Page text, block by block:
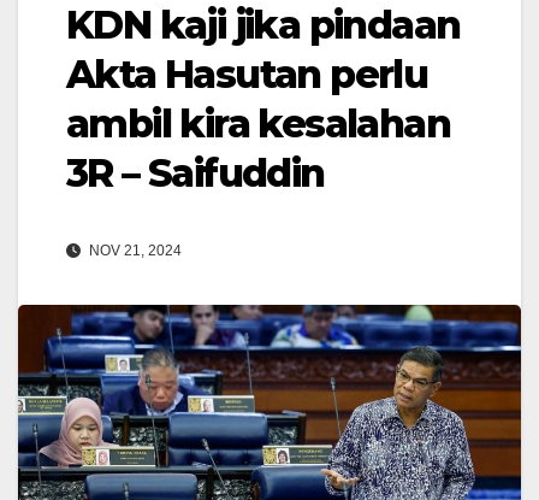
KDN kaji jika pindaan
Akta Hasutan perlu
ambil kira kesalahan
3R – Saifuddin
NOV 21, 2024